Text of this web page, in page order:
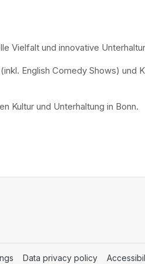
Vielfalt und innovative
English Comedy Shows) und
Kultur und Unterhaltung in Bonn.
(opens in a new tab)
Data privacy policy(opens in a